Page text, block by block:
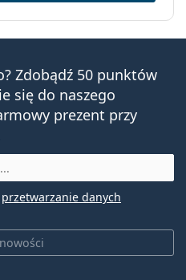
Zdobądź 50 punktów
się do naszego
prezent przy
przetwarzanie danych